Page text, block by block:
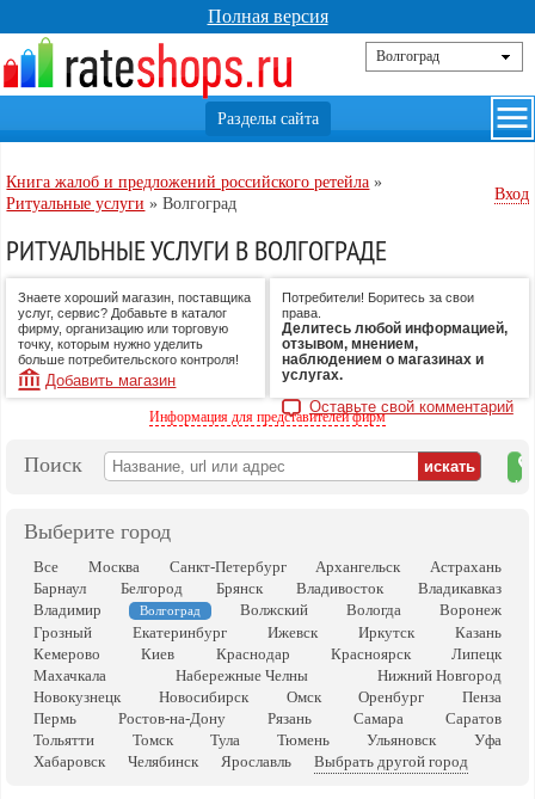
Полная версия
Книга жалоб и предложений российского ретейла »
Ритуальные услуги »Волгоград
Вход
РИТУАЛЬНЫЕ УСЛУГИ В ВОЛГОГРАДЕ
Знаете хороший магазин, поставщика
услуг, сервис? Добавьте в каталог
фирму, организацию или торговую
точку, которым нужно уделить
больше потребительского контроля!
Добавить магазин
Потребители! Боритесь за свои
права.
Делитесь любой информацией,
отзывом, мнением,
наблюдением о магазинах и
услугах.
Оставьте свой комментарий
Информация для представителей фирм
Поиск
на
Выберите город
Все Москва Санкт-Петербург Архангельск
Астрахань
Барнаул
Белгород Брянск Владивосток
Владикавказ
Владимир
Волгоград Волжский Вологда
Воронеж
Грозный
Екатеринбург Ижевск Иркутск
Казань
Кемерово
Киев Краснодар Красноярск
Липецк
Махачкала
Набережные Челны
Нижний Новгород
Новокузнецк
Новосибирск Омск Оренбург
Пенза
Пермь
Ростов-на-Дону Рязань Самара
Саратов
Тольятти
Томск Тула Тюмень Ульяновск
Уфа
Хабаровск
Челябинск Ярославль Выбрать другой город